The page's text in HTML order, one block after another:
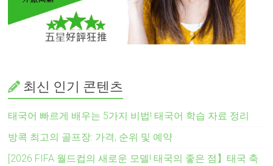
최신 인기 콘텐츠
태국어 빠르게 배우는 5가지 비법! 태국어 학습 자료 정리
방콕 최고의 골프장: 가격, 순위 및 예약
[2026 FIFA 월드컵의 새로운 모델! 태국의 좋은 점】태국 축